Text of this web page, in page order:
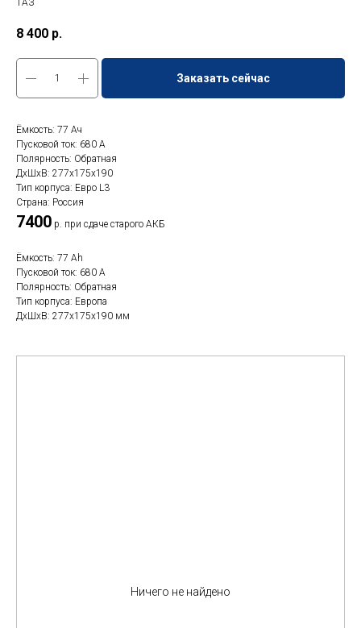
ТАЗ
8 400 р.
Заказать сейчас
Ёмкость: 77 Ач
Пусковой ток: 680 A
Полярность: Обратная
ДxШxВ: 277x175x190
Тип корпуса: Евро L3
Страна: Россия
7400 р. при сдаче старого АКБ
Ёмкость: 77 Ah
Пусковой ток: 680 A
Полярность: Обратная
Тип корпуса: Европа
ДxШxВ: 277x175x190 мм
Ничего не найдено